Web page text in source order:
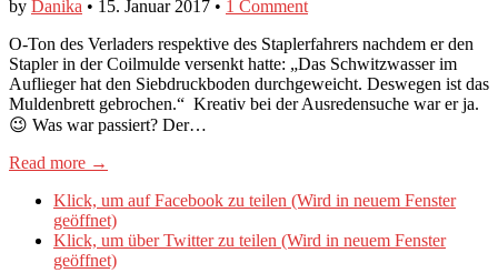
by Danika • 15. Januar 2017 • 1 Comment
O-Ton des Verladers respektive des Staplerfahrers nachdem er den
Stapler in der Coilmulde versenkt hatte: „Das Schwitzwasser im
Auflieger hat den Siebdruckboden durchgeweicht. Deswegen ist das
Muldenbrett gebrochen.“ Kreativ bei der Ausredensuche war er ja.
😉 Was war passiert? Der…
Read more →
Klick, um auf Facebook zu teilen (Wird in neuem Fenster
geöffnet)
Klick, um über Twitter zu teilen (Wird in neuem Fenster
geöffnet)